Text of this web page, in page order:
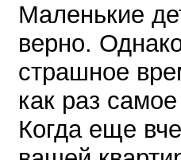
Маленькие
верно.
страшное
как раз
Когда еще